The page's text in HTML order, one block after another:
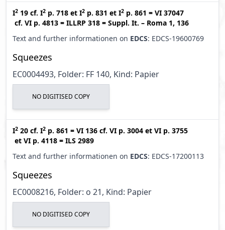
I2 19 cf. I2 p. 718 et I2 p. 831 et I2 p. 861 = VI 37047
cf. VI p. 4813 = ILLRP 318 = Suppl. It. – Roma 1, 136
Text and further informationen on EDCS: EDCS-19600769
Squeezes
EC0004493, Folder: FF 140, Kind: Papier
NO DIGITISED COPY
I2 20 cf. I2 p. 861 = VI 136 cf. VI p. 3004 et VI p. 3755
et VI p. 4118 = ILS 2989
Text and further informationen on EDCS: EDCS-17200113
Squeezes
EC0008216, Folder: o 21, Kind: Papier
NO DIGITISED COPY